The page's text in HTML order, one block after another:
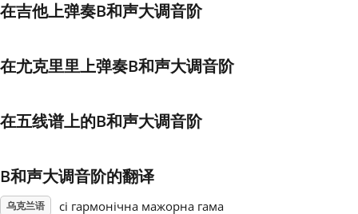
한국어
हिन्दी
Italiano
日本語
在吉他上弹奏B和声大调音阶
在尤克里里上弹奏B和声大调音阶
在五线谱上的B和声大调音阶
B和声大调音阶的翻译
乌克兰语 сі гармонічна мажорна гама